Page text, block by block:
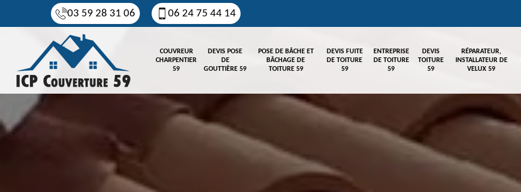
03 59 28 31 06 06 24 75 44 14
COUVREUR
CHARPENTIER
59
DEVIS POSE
DE
GOUTTIÈRE 59
POSE DE BÂCHE ET
BÂCHAGE DE
TOITURE 59
DEVIS FUITE
DE TOITURE
59
ENTREPRISE
DE TOITURE
59
DEVIS
TOITURE
59
RÉPARATEUR,
INSTALLATEUR DE
VELUX 59